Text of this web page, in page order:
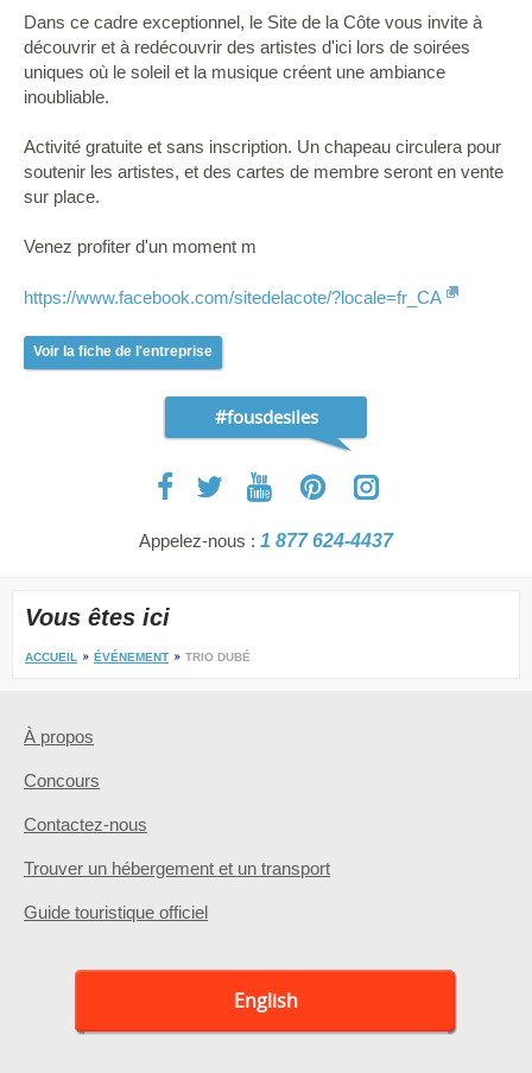
Dans ce cadre exceptionnel, le Site de la Côte vous invite à
découvrir et à redécouvrir des artistes d'ici lors de soirées
uniques où le soleil et la musique créent une ambiance
inoubliable.
Activité gratuite et sans inscription. Un chapeau circulera pour
soutenir les artistes, et des cartes de membre seront en vente
sur place.
Venez profiter d'un moment m
https://www.facebook.com/sitedelacote/?locale=fr_CA
Voir la fiche de l'entreprise
#fousdesiles
Appelez-nous : 1 877 624-4437
Vous êtes ici
ACCUEIL ÉVÉNEMENT TRIO DUBÉ
À propos
Concours
Contactez-nous
Trouver un hébergement et un transport
Guide touristique officiel
English